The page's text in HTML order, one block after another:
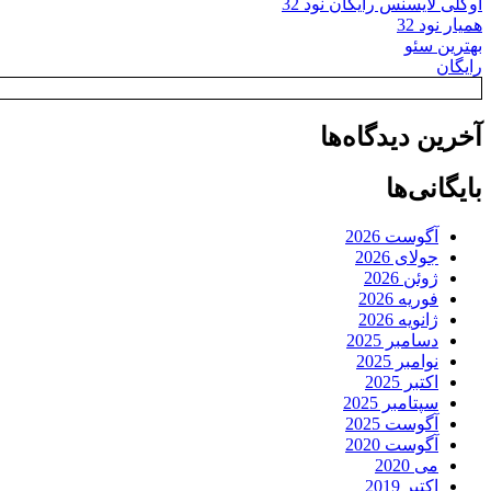
همیار نود 32
بهترین سئو
رایگان
آخرین دیدگاه‌ها
بایگانی‌ها
آگوست 2026
جولای 2026
ژوئن 2026
فوریه 2026
ژانویه 2026
دسامبر 2025
نوامبر 2025
اکتبر 2025
سپتامبر 2025
آگوست 2025
آگوست 2020
می 2020
اکتبر 2019